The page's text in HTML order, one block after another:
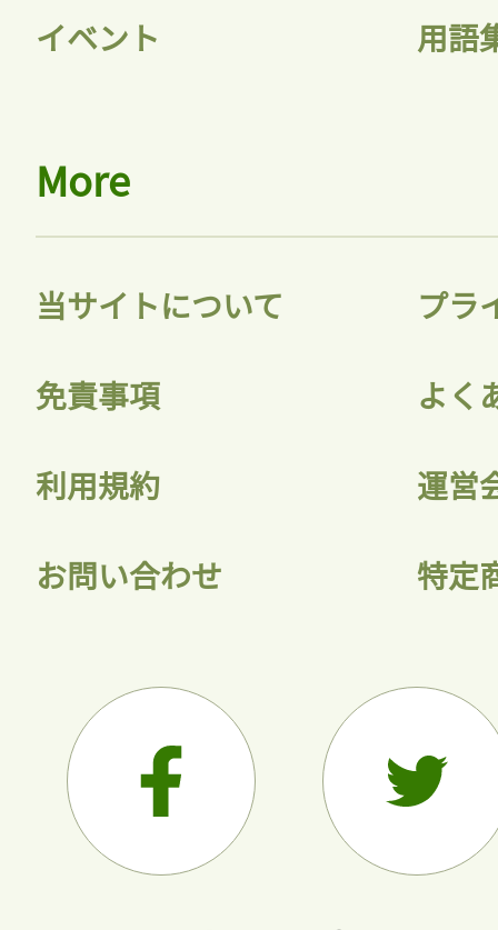
イベント 用語
More
当サイトについて プラ
免責事項 よく
利用規約 運営
お問い合わせ 特定